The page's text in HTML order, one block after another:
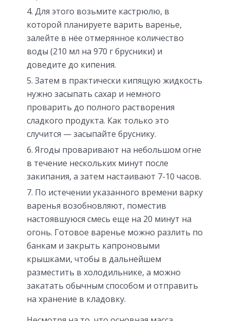
Для этого возьмите кастрюлю, в
которой планируете варить варенье,
залейте в нёе отмерянное количество
воды (210 мл на 970 г брусники) и
доведите до кипения.
Затем в практически кипящую жидкость
нужно засыпать сахар и немного
проварить до полного растворения
сладкого продукта. Как только это
случится — засыпайте бруснику.
Ягоды проваривают на небольшом огне
в течение нескольких минут после
закипания, а затем настаивают 7-10 часов.
По истечении указанного времени варку
варенья возобновляют, поместив
настоявшуюся смесь еще на 20 минут на
огонь. Готовое варенье можно разлить по
банкам и закрыть капроновыми
крышками, чтобы в дальнейшем
разместить в холодильнике, а можно
закатать обычным способом и отправить
на хранение в кладовку.